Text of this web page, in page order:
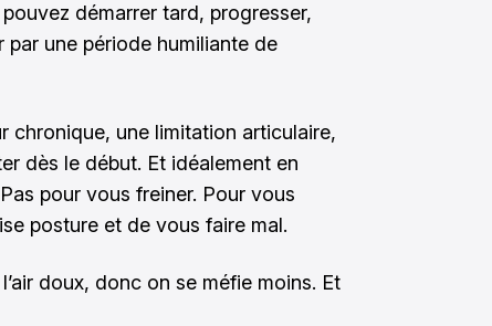
démarrer tard, progresser,
une période humiliante de
chronique, une limitation articulaire,
dès le début. Et idéalement en
pour vous freiner. Pour vous
posture et de vous faire mal.
doux, donc on se méfie moins. Et